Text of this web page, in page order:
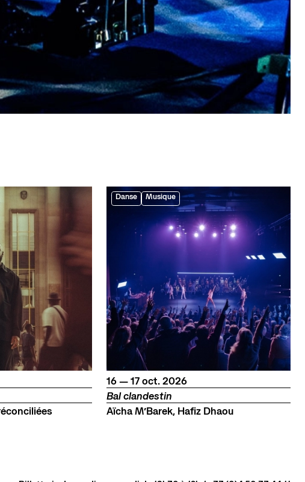
Danse Musique
du
16 — au
17 octobre
oct. 2026
Bal clandestin
Aïcha M’Barek, Hafiz Dhaou